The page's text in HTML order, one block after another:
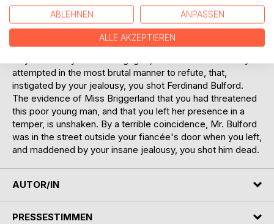
"James Meredith, you have been convicted after a long
and patient trial of the awful crime of wilful murder. With the
verdict of the jury I am in complete agreement. There is
little doubt, after hearing the evidence of the unfortunate
attempted in the most brutal manner to refute, that,
instigated by your jealousy, you shot Ferdinand Bulford.
The evidence of Miss Briggerland that you had threatened
this poor young man, and that you left her presence in a
temper, is unshaken. By a terrible coincidence, Mr. Bulford
was in the street outside your fiancée's door when you left,
and maddened by your insane jealousy, you shot him dead.
AUTOR/IN
PRESSESTIMMEN
ABLEHNEN ANPASSEN
ALLE AKZEPTIEREN